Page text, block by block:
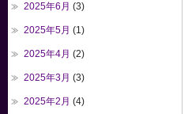
2025年6月 (3)
2025年5月 (1)
2025年4月 (2)
2025年3月 (3)
2025年2月 (4)